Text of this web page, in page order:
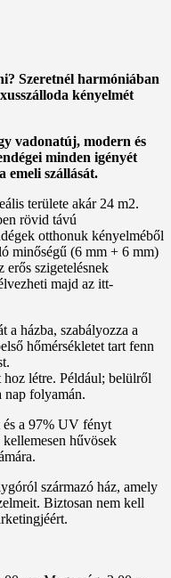
Szeretnél harmóniában
kényelmét
vadonatúj, modern és
minden igényét
emeli szállását.
területe akár 24 m2.
rövid távú
otthonuk kényelméből
minőségű (6 mm + 6 mm)
erős szigetelésnek
majd az itt-
a házba, szabályozza a
hőmérsékletet tart fenn
létre. Például; belülről
nap folyamán.
és a 97% UV fényt
hűvösek
származó ház, amely
Biztosan nem kell